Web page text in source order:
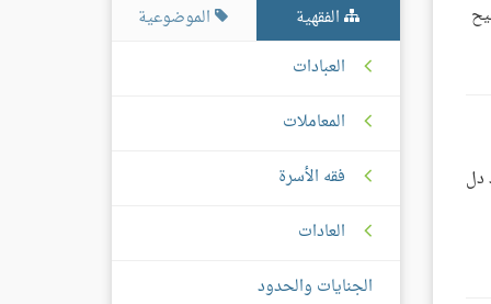
دل
الفقهية
الموضوعية
العبادات
المعاملات
فقه الأسرة
العادات
الجنايات والحدود